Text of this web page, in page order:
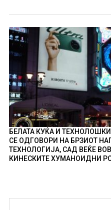
БЕЛАТА КУЌА И
СЕ ОДГОВОРИ НА БРЗИОТ
ТЕХНОЛОГИЈА, САД ВЕЌЕ
КИНЕСКИТЕ ХУМАНОИДНИ